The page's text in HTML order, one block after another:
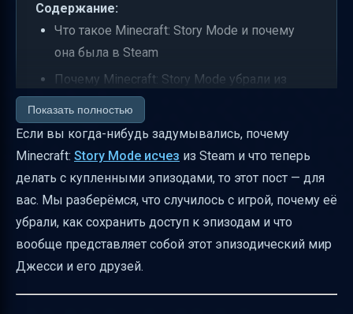
Содержание:
Что такое Minecraft: Story Mode и почему
она была в Steam
Почему Minecraft: Story Mode убрали из
Steam и других цифровых магазинов
Что делать владельцам купленных
эпизодов
Различия в доступе к эпизодам между
Steam, GOG и другими платформами
Юридические и потребительские вопросы
Что такое Minecraft: Story Mode — кратко о
сюжете и механиках
Показать полностью
Если вы когда-нибудь задумывались, почему
Minecraft: Story Mode исчез из Steam и что теперь
делать с купленными эпизодами, то этот пост — для
вас. Мы разберёмся, что случилось с игрой, почему её
убрали, как сохранить доступ к эпизодам и что
вообще представляет собой этот эпизодический мир
Джесси и его друзей.